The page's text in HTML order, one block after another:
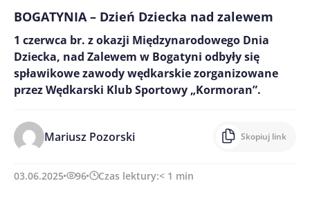
BOGATYNIA – Dzień Dziecka nad zalewem
1 czerwca br. z okazji Międzynarodowego Dnia
Dziecka, nad Zalewem w Bogatyni odbyły się
spławikowe zawody wędkarskie zorganizowane
przez Wędkarski Klub Sportowy „Kormoran”.
Mariusz Pozorski Skopiuj link
03.06.2025 96 Czas lektury:< 1 min